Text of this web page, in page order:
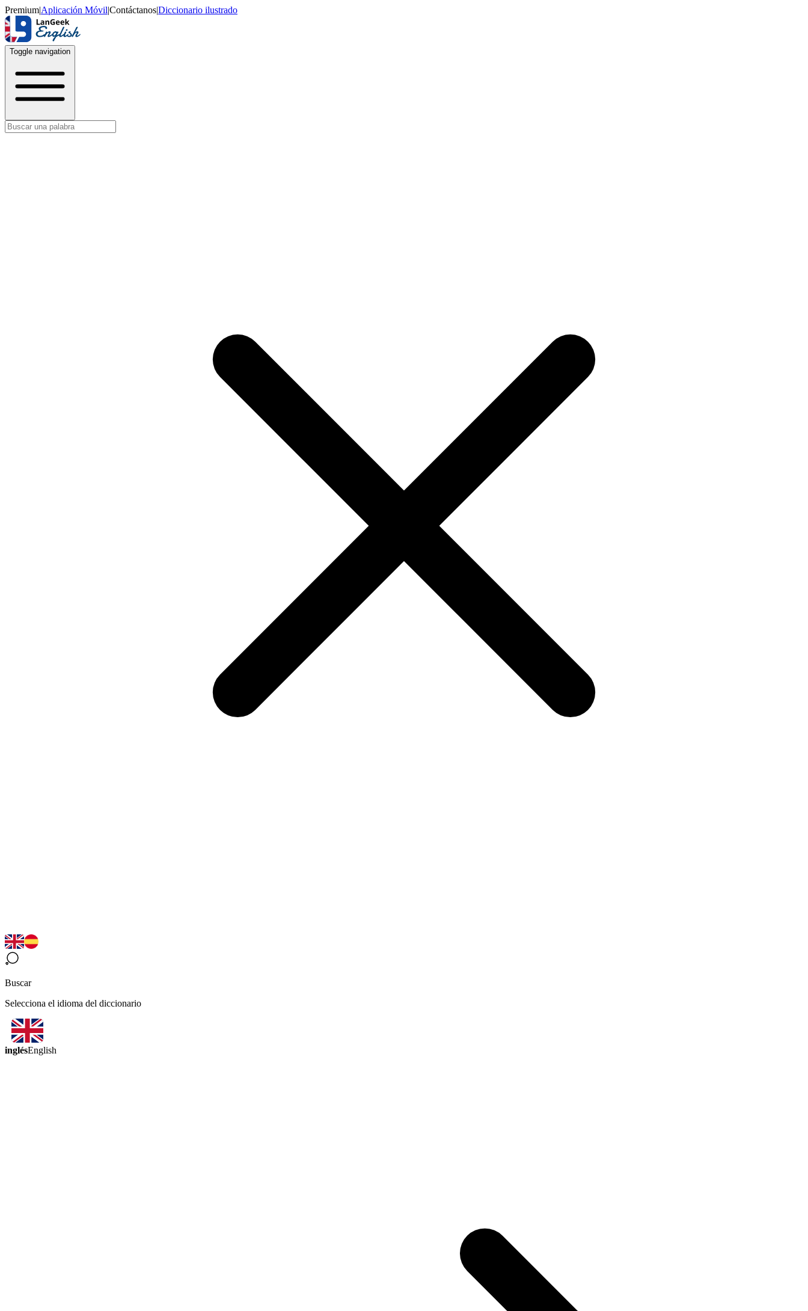
Premium|Aplicación Móvil|Contáctanos|Diccionario ilustrado
Toggle navigation
Buscar
Selecciona el idioma del diccionario
inglésEnglish